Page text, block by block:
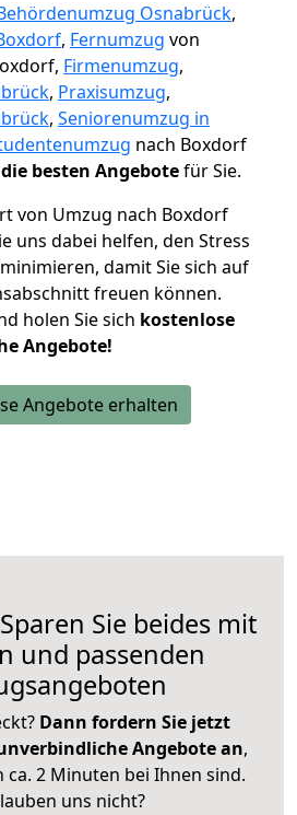
Osnabrück,
, Fernumzug von
Firmenumzug,
, Praxisumzug,
, Seniorenumzug in
nach Boxdorf
besten Angebotefür Sie.
von Umzug nach Boxdorf
uns dabei helfen, den Stress
damit Sie sich auf
freuen können.
holen Sie sich kostenlose
Angebote!
Angebote erhalten
Sie beides mit
und passenden
Dann fordern Sie jetzt
Angebote an,
2 Minuten bei Ihnen sind.
uns nicht?